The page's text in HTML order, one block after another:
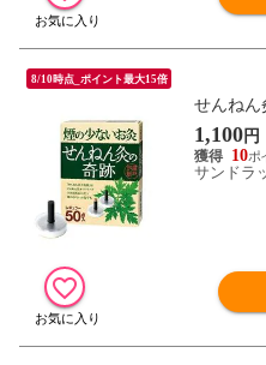
8/10時点_ポイント最大15倍
せんねん
1,100円
10
サンドラ